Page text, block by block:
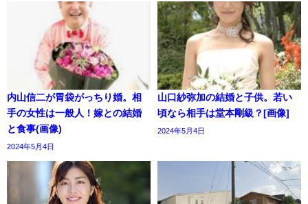
内山信二が胃袋がっちり婚。相
手の女性は一般人！嫁との結婚
と食事(画像)
2024年5月4日
山口紗弥加の結婚と子供。若い
頃なら相手は堂本剛級？[画像]
2024年5月4日